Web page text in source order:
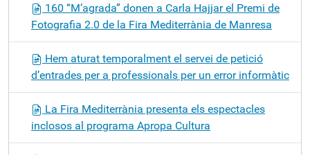
160 “M’agrada” donen a Carla Hajjar el Premi de
Fotografia 2.0 de la Fira Mediterrània de Manresa
Hem aturat temporalment el servei de petició
d’entrades per a professionals per un error informàtic
La Fira Mediterrània presenta els espectacles
inclosos al programa Apropa Cultura